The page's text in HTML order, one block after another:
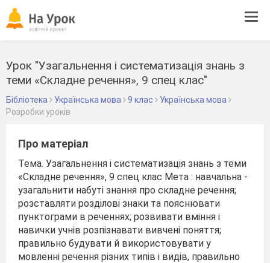
Урок "Узагальнення і систематизація знань з
теми «Складне речення», 9 спец клас"
Бібліотека Українська мова 9 клас
Українська мова
Розробки уроків
Про матеріал
Тема. Узагальнення і систематизація знань з теми
«Складне речення», 9 спец клас Мета : навчальна -
узагальнити набуті знання про складне речення;
розставляти розділові знаки та пояснювати
пунктограми в реченнях; розвивати вміння і
навички учнів розпізнавати вивчені поняття;
правильно будувати й використовувати у
мовленні речення різних типів і видів, правильно